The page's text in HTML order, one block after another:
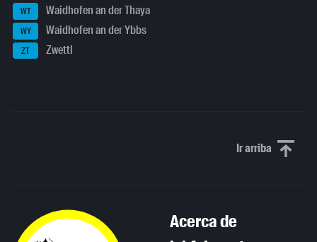
WT Waidhofen an der Thaya
WY Waidhofen an der Ybbs
ZT Zwettl
Ir arribaScroll to
Acerca de